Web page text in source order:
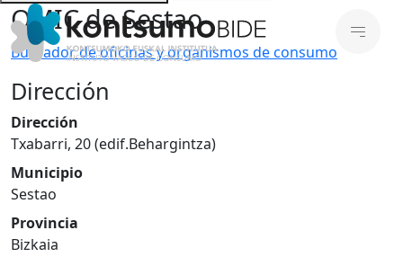
OMIC de Sestao
Buscador de oficinas y organismos de consumo
Dirección
Dirección
Txabarri, 20 (edif.Behargintza)
Municipio
Sestao
Provincia
Bizkaia